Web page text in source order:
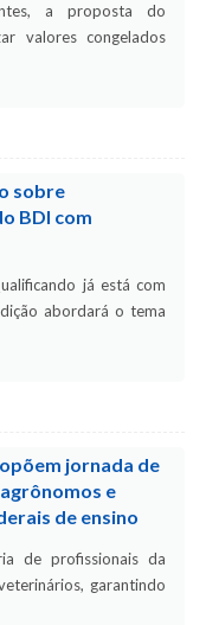
a proposta do
valores congelados
sobre
BDI com
já está com
abordará o tema
jornada de
e
de ensino
de profissionais da
garantindo